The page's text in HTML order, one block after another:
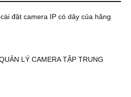
đặt camera IP có dây của hãng
LÝ CAMERA TẬP TRUNG